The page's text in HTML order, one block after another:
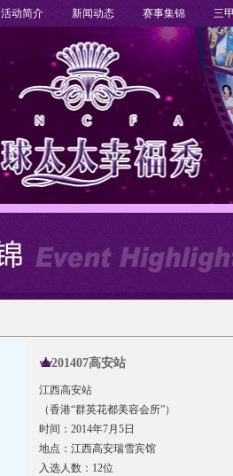
活动简介 新闻动态 赛事集锦 三
201407高安站
江西高安站
（香港“群英花都美容会所”）
时间：2014年7月5日
地点：江西高安瑞雪宾馆
入选人数：12位